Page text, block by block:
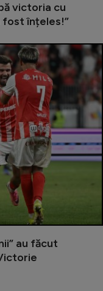
victoria cu
fost înțeles!”
au făcut